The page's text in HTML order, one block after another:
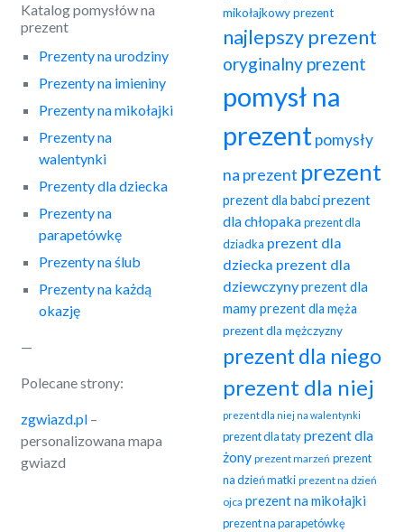
Katalog pomysłów na
prezent
Prezenty na urodziny
Prezenty na imieniny
Prezenty na mikołajki
Prezenty na
walentynki
Prezenty dla dziecka
Prezenty na
parapetówkę
Prezenty na ślub
Prezenty na każdą
okazję
—
Polecane strony:
zgwiazd.pl –
personalizowana mapa
gwiazd
mikołajkowy prezent
najlepszy prezent
oryginalny prezent
pomysł na
prezentpomysły
na prezent prezent
prezent dla babciprezent
dla chłopakaprezent dla
dziadka prezent dla
dziecka prezent dla
dziewczynyprezent dla
mamyprezent dla męża
prezent dla mężczyzny
prezent dla niego
prezent dla niej
prezent dla niej na walentynki
prezent dla tatyprezent dla
żony prezent marzeń prezent
na dzień matki prezent na dzień
ojca prezent na mikołajki
prezent na parapetówkę